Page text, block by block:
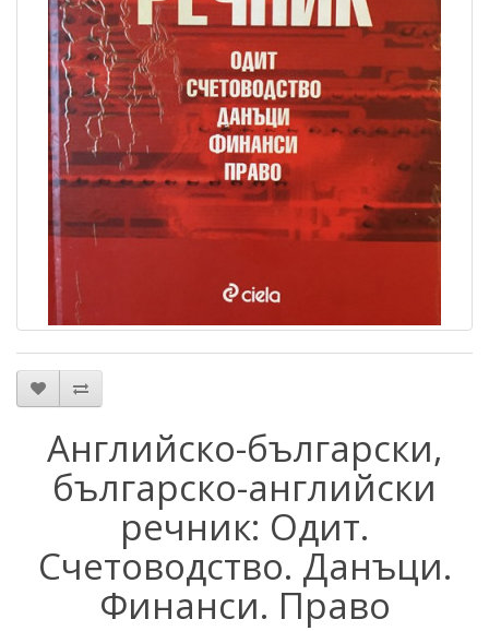
Английско-български,
българско-английски
речник: Одит.
Счетоводство. Данъци.
Финанси. Право